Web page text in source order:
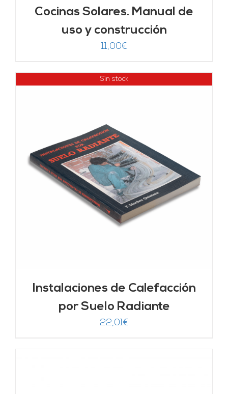
Cocinas Solares. Manual de
uso y construcción
11,00€
Sin stock
Instalaciones de Calefacción
por Suelo Radiante
22,01€